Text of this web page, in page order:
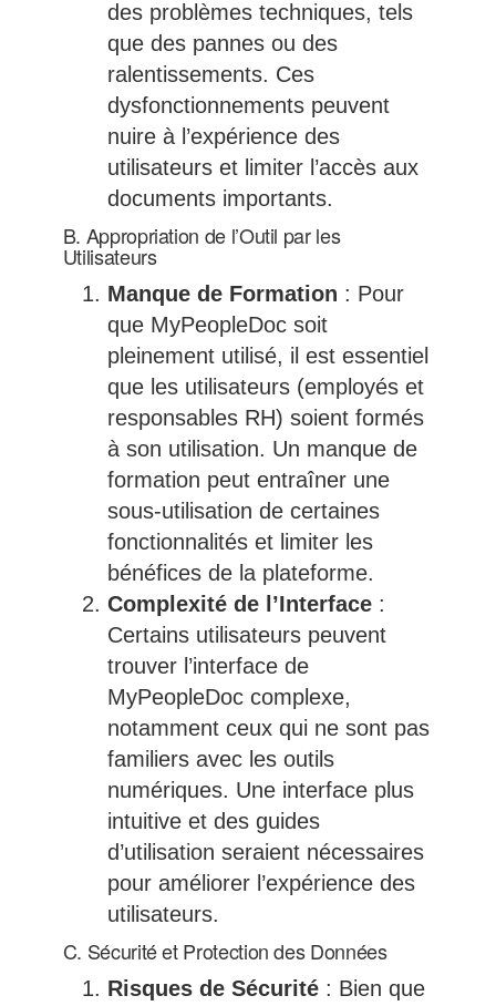
des problèmes techniques, tels
que des pannes ou des
ralentissements. Ces
dysfonctionnements peuvent
nuire à l’expérience des
utilisateurs et limiter l’accès aux
documents importants.
B. Appropriation de l’Outil par les
Utilisateurs
Manque de Formation : Pour
que MyPeopleDoc soit
pleinement utilisé, il est essentiel
que les utilisateurs (employés et
responsables RH) soient formés
à son utilisation. Un manque de
formation peut entraîner une
sous-utilisation de certaines
fonctionnalités et limiter les
bénéfices de la plateforme.
Complexité de l’Interface:
Certains utilisateurs peuvent
trouver l’interface de
MyPeopleDoc complexe,
notamment ceux qui ne sont pas
familiers avec les outils
numériques. Une interface plus
intuitive et des guides
d’utilisation seraient nécessaires
pour améliorer l’expérience des
utilisateurs.
C. Sécurité et Protection des Données
Risques de Sécurité: Bien que